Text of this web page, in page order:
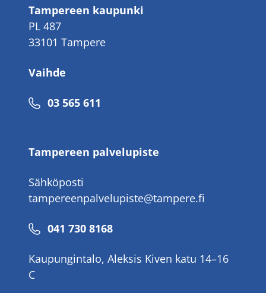
Tampereen kaupunki
PL 487
33101 Tampere
Vaihde
Puhelinnumero
03 565 611
Tampereen palvelupiste
Sähköposti
tampereenpalvelupiste@tampere.fi
Puhelinnumero
041 730 8168
Kaupungintalo, Aleksis Kiven katu 14–16
C